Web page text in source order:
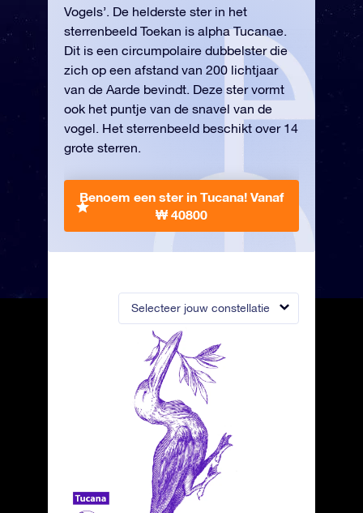
Selecteer jouw constellatie
Vogels’. De helderste ster in het
sterrenbeeld Toekan is alpha Tucanae.
Dit is een circumpolaire dubbelster die
zich op een afstand van 200 lichtjaar
van de Aarde bevindt. Deze ster vormt
ook het puntje van de snavel van de
vogel. Het sterrenbeeld beschikt over 14
grote sterren.
Benoem een ster in Tucana! Vanaf
₩ 40800